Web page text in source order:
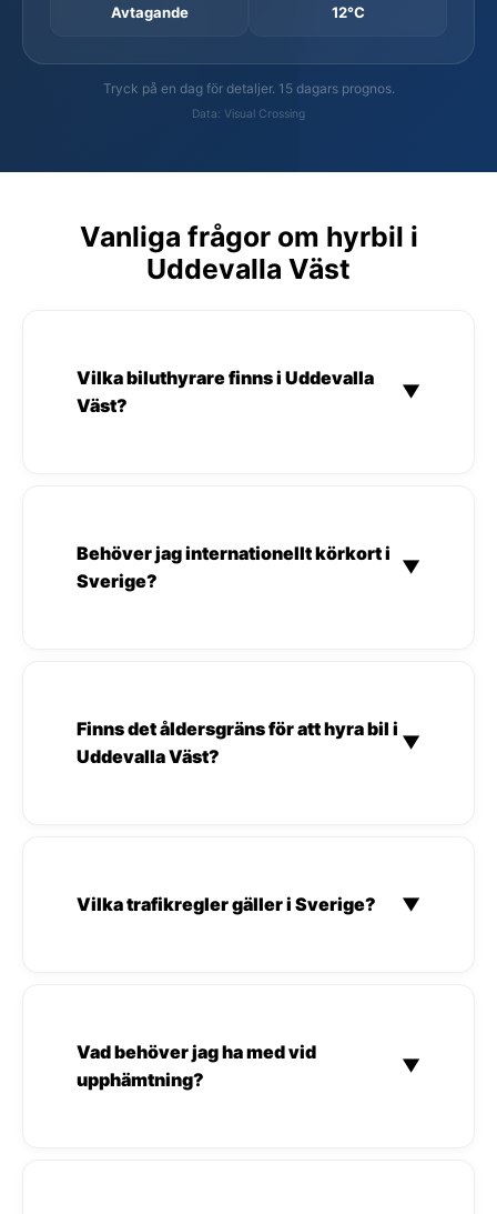
Avtagande 12°C
Tryck på en dag för detaljer. 15 dagars prognos.
Data: Visual Crossing
Vanliga frågor om hyrbil i
Uddevalla Väst
Vilka biluthyrare finns i Uddevalla
Väst?
▼
Behöver jag internationellt körkort i
Sverige?
▼
Finns det åldersgräns för att hyra bil i
Uddevalla Väst?
▼
Vilka trafikregler gäller i Sverige? ▼
Vad behöver jag ha med vid
upphämtning?
▼